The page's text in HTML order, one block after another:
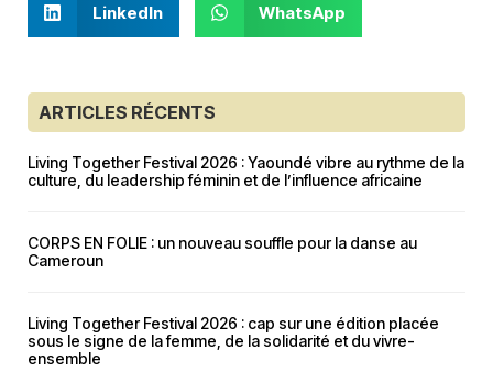
LinkedIn WhatsApp
ARTICLES RÉCENTS
Living Together Festival 2026 : Yaoundé vibre au rythme de la
culture, du leadership féminin et de l’influence africaine
CORPS EN FOLIE : un nouveau souffle pour la danse au
Cameroun
Living Together Festival 2026 : cap sur une édition placée
sous le signe de la femme, de la solidarité et du vivre-
ensemble